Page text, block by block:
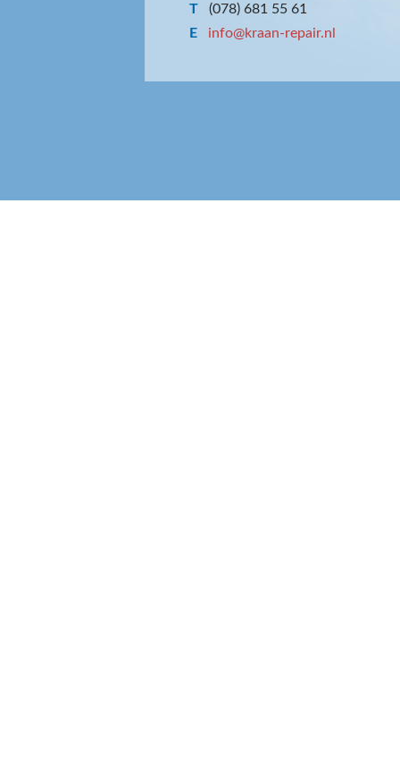
T
(078) 681 55 61
E
info@kraan-repair.nl